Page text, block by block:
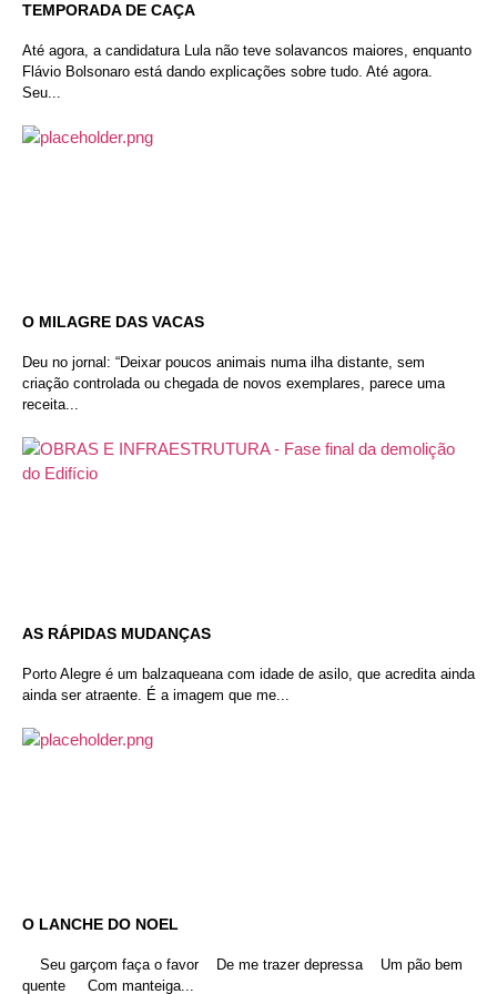
TEMPORADA DE CAÇA
Até agora, a candidatura Lula não teve solavancos maiores, enquanto
Flávio Bolsonaro está dando explicações sobre tudo. Até agora.
Seu...
O MILAGRE DAS VACAS
Deu no jornal: “Deixar poucos animais numa ilha distante, sem
criação controlada ou chegada de novos exemplares, parece uma
receita...
AS RÁPIDAS MUDANÇAS
Porto Alegre é um balzaqueana com idade de asilo, que acredita ainda
ainda ser atraente. É a imagem que me...
O LANCHE DO NOEL
Seu garçom faça o favor De me trazer depressa Um pão bem
quente Com manteiga...